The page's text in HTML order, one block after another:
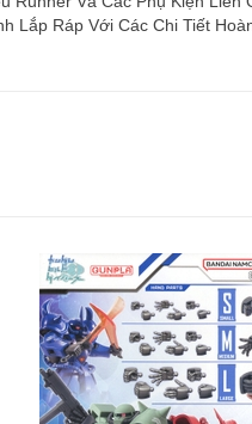
Lắp Ráp Với Các Chi Tiết